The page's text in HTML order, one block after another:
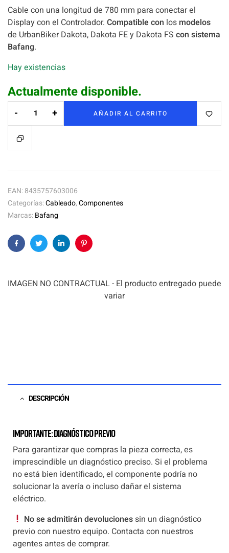
Cable con una longitud de 780 mm para conectar el
Display con el Controlador. Compatible con los modelos
de UrbanBiker Dakota, Dakota FE y Dakota FS con sistema
Bafang.
Hay existencias
Actualmente disponible.
- + AÑADIR AL CARRITO
EAN:8435757603006
Categorías:Cableado,Componentes
Marcas:Bafang
FacebookTwitterLinkedinPinterest
IMAGEN NO CONTRACTUAL - El producto entregado puede
variar
DESCRIPCIÓN
Importante: Diagnóstico previo
Para garantizar que compras la pieza correcta, es
imprescindible un diagnóstico preciso. Si el problema
no está bien identificado, el componente podría no
solucionar la avería o incluso dañar el sistema
eléctrico.
No se admitirán devolucionessin un diagnóstico
previo con nuestro equipo. Contacta con nuestros
agentes antes de comprar.